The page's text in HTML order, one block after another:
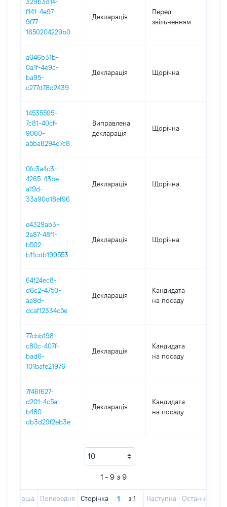
329b3d14-
f141-4e97-
9f77-
1650204229b0
Декларація
Перед
звільненням
a046b31b-
0a1f-4e9c-
ba95-
c277d78d2439
Декларація Щорічна
14535595-
7c81-40cf-
9060-
a5ba8294d7c8
Виправлена
декларація
Щорічна
0fc3a4c3-
4265-43be-
a19d-
33a90d18ef96
Декларація Щорічна
e4329ab3-
2a87-48f1-
b502-
b11cdb199553
Декларація Щорічна
64f24ec8-
d6c2-4750-
aa9d-
dcaf12334c5e
Декларація
Кандидата
на посаду
77cbb198-
c80c-407f-
bad6-
101bafe21976
Декларація
Кандидата
на посаду
7f46f627-
d201-4c5a-
b480-
db3d29f2eb3e
Декларація
Кандидата
на посаду
1 - 9 з 9
Перша Попередня Сторінка з 1 Наступна Остання